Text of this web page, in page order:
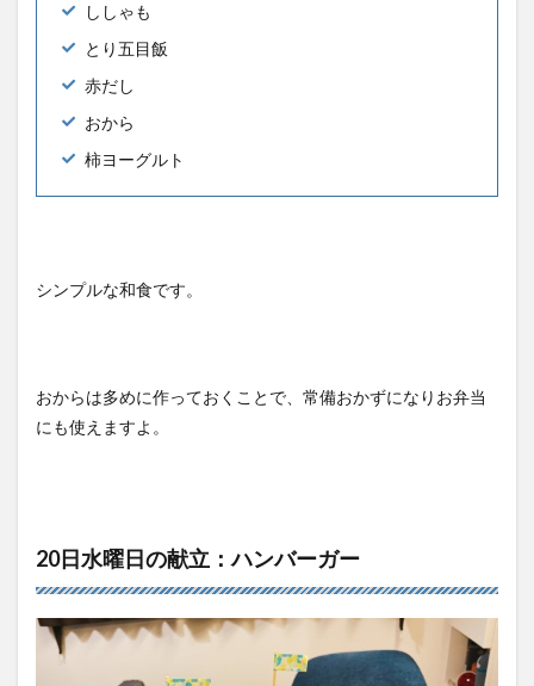
ししゃも
とり五目飯
赤だし
おから
柿ヨーグルト
シンプルな和食です。
おからは多めに作っておくことで、常備おかずになりお弁当
にも使えますよ。
20日水曜日の献立：ハンバーガー